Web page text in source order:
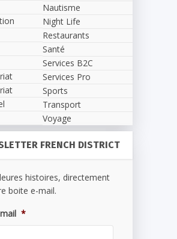
Nautisme
Night Life
Restaurants
Santé
Services B2C
Services Pro
Sports
Transport
Voyage
FRENCH DISTRICT
histoires, directement
boite e-mail.
*